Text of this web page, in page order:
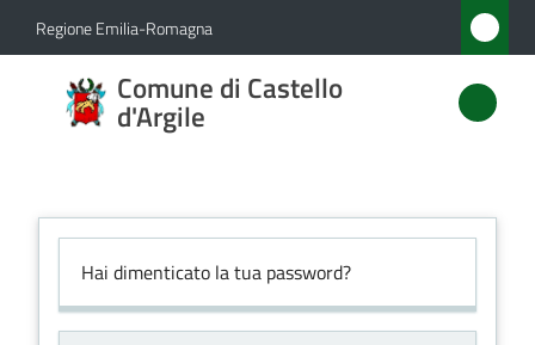
Vai al contenuto
Vai alla navigazione
Vai al footer
Regione Emilia-Romagna
Comune di Castello
d'Argile
Comune
di
Hai dimenticato la tua password?